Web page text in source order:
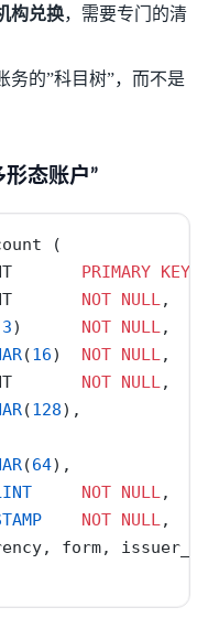
构兑换，需要专门的清
务的”科目树”，而不是
态账户”
(
PRIMARY KEY
NOT NULL,
3) NOT NULL
(16) NOT NULL
NOT NULL
(128
(64
NOT NULL,
NOT NULL,
form,